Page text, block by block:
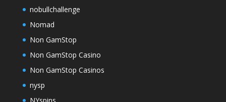
nobullchallenge
Nomad
Non GamStop
Non GamStop Casino
Non GamStop Casinos
nysp